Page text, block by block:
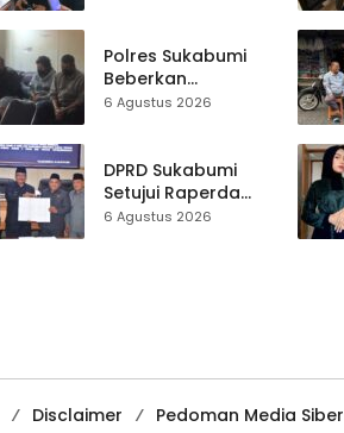
2027
Polres Sukabumi
Beberkan
Kronologi
dalam Kasus Sabu
6 Agustus 2026
DPRD Sukabumi
Setujui Raperda
Disabilitas,
6 Agustus 2026
Disclaimer Pedoman Media Siber